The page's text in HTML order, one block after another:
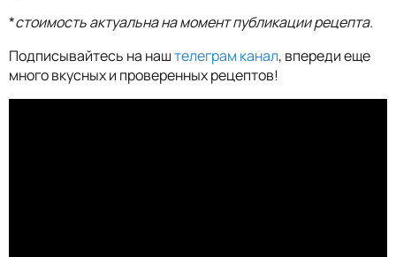
*стоимость актуальна на момент публикации рецепта.
Подписывайтесь на наштелеграм канал, впереди еще
много вкусных и проверенных рецептов!